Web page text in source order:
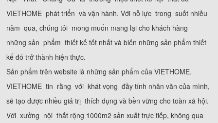
VIETHOME phát triển và vận hành. Với nỗ lực trong suốt nhiều
năm qua, chúng tôi mong muốn mang lại cho khách hàng
những sản phẩm thiết kế tốt nhất và biến những sản phẩm thiết
kế đó trở thành hiện thực.
Sản phẩm trên website là những sản phẩm của VIETHOME.
VIETHOME tin rằng với khát vọng đầy tính nhân văn của mình,
sẽ tạo được nhiều giá trị thích dụng và bền vững cho toàn xã hội.
Với xưởng nội thất rộng 1000m2 sản xuất trực tiếp, không qua